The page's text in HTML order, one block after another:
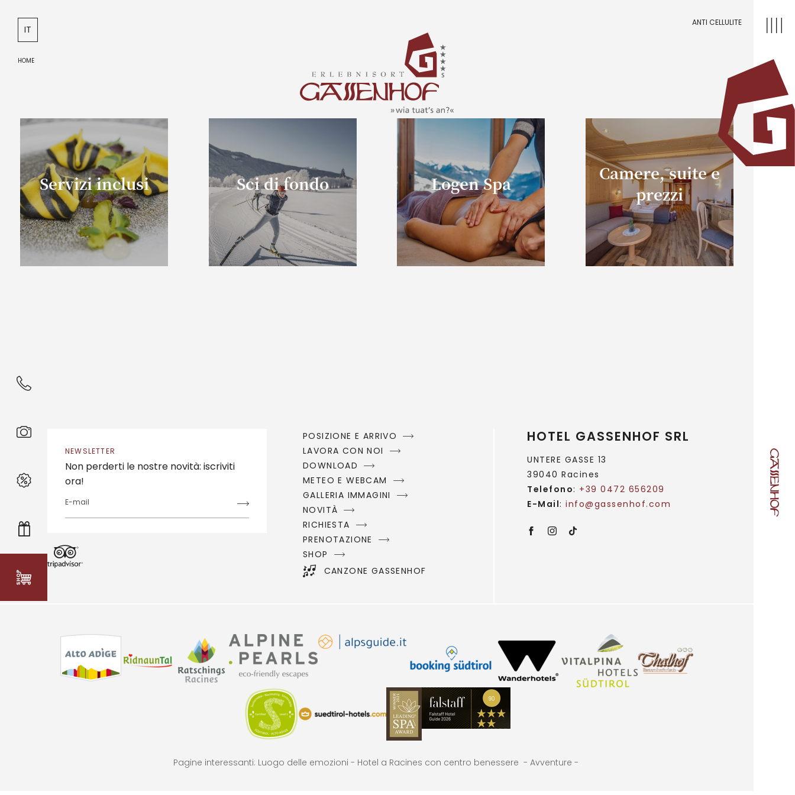
DE
IT
HOME
ANTI CELLULITE
Servizi inclusi Sci di fondo Logen Spa
Camere, suite e
prezzi
NEWSLETTER
Non perderti le nostre novità: iscriviti
ora!
E-mail
POSIZIONE E ARRIVO
LAVORA CON NOI
DOWNLOAD
METEO E WEBCAM
GALLERIA IMMAGINI
NOVITÀ
RICHIESTA
PRENOTAZIONE
SHOP
CANZONE GASSENHOF
HOTEL GASSENHOF SRL
UNTERE GASSE 13
39040 Racines
Telefono: +39 0472 656209
E-Mail: info@gassenhof.com
Pagine interessanti: Luogo delle emozioni - Hotel a Racines con centro benessere - Avventure -